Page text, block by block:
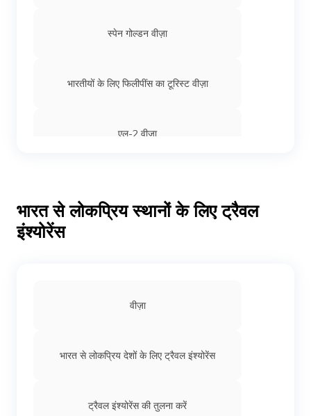
स्पेन गोल्डन वीज़ा
भारतीयों के लिए फिलीपींस का टूरिस्ट वीज़ा
एल-2 वीज़ा
भारत से लोकप्रिय स्थानों के लिए ट्रैवल
इंश्योरेंस
वीज़ा
भारत से लोकप्रिय देशों के लिए ट्रैवल इंश्योरेंस
ट्रैवल इंश्योरेंस की तुलना करें